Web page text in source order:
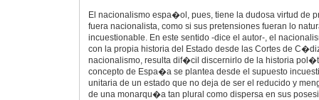
El nacionalismo espa�ol, pues, tiene la dudosa virtud de
fuera nacionalista, como si sus pretensiones fueran lo
incuestionable. En este sentido -dice el autor-, el
con la propia historia del Estado desde las Cortes de
nacionalismo, resulta dif�cil discernirlo de la historia
concepto de Espa�a se plantea desde el supuesto
unitaria de un estado que no deja de ser el reducido y
de una monarqu�a tan plural como dispersa en sus